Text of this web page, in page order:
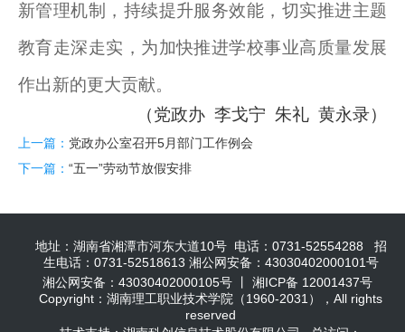
新管理机制，持续提升服务效能，切实推进主题
教育走深走实，为加快推进学校事业高质量发展
作出新的更大贡献。
（党政办 李戈宁 朱礼 黄永录）
上一篇： 党政办公室召开5月部门工作例会
下一篇： “五一”劳动节放假安排
地址：湖南省湘潭市河东大道10号 电话：0731-52554288 招
生电话：0731-52518613 湘公网安备：43030402000101号
湘公网安备：43030402000105号 丨 湘ICP备 12001437号
Copyright：湖南理工职业技术学院（1960-2031），All rights
reserved